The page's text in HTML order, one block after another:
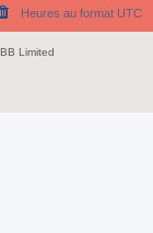
Heures au format UTC
Limited